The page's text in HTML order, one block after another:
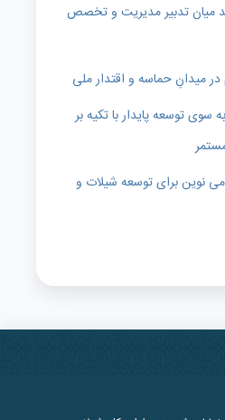
میان تدبیر مدیریت و تخصص
در میدانِ حماسه و اقتدار ملی
سوی توسعه پایدار با تکیه بر
نوین برای توسعه شیلات و